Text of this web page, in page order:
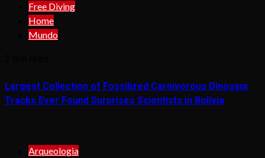
Free Diving
Home
Mundo
Largest Collection of Fossilized Carnivorous Dinosaur
Tracks Ever Found Surprises Scientists in Bolivia
Arqueologia